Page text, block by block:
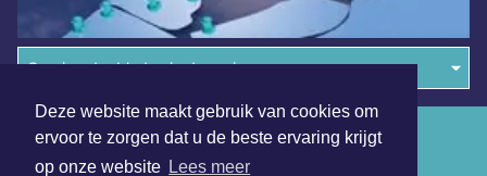
Deze website maakt gebruik van cookies om
ervoor te zorgen dat u de beste ervaring krijgt
op onze website Lees meer
Overige dagbladen in de regio
Algemene voorwaarden
Disclaimer